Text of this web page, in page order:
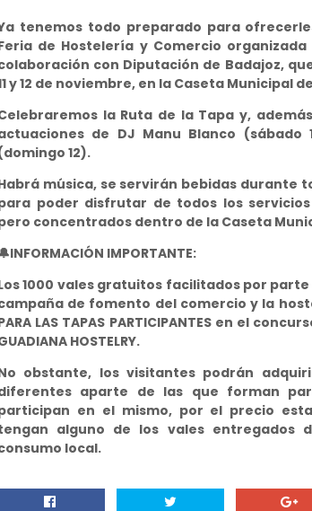
tenemos todo preparado para
de Hostelería y Comercio
con Diputación de Badajoz,
y 12 de noviembre, en la Caseta Municipal
la Ruta de la Tapa y,
de DJ Manu Blanco
12).
música, se servirán bebidas durante
poder disfrutar de todos los
concentrados dentro de la Caseta
IMPORTANTE:
1000 vales gratuitos facilitados por
de fomento del comercio y la
LAS TAPAS PARTICIPANTES en el
HOSTELRY.
obstante, los visitantes podrán
aparte de las que forman
en el mismo, por el precio
alguno de los vales entregados
local.